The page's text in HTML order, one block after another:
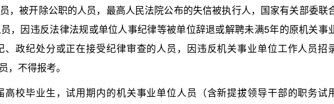
被开除公职的人员，最高人民法院公布的失信被执行人，国家有关部委联
，因违反法律法规或单位人事纪律等被单位辞退或解聘未满5年的原机关事
政纪处分或正在接受纪律审查的人员，因违反机关事业单位工作人员招
，不得报考。
校毕业生，试用期内的机关事业单位人员（含新提拔领导干部的职务试